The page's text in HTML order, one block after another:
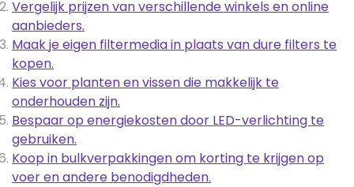
Vergelijk prijzen van verschillende winkels en online
aanbieders.
Maak je eigen filtermedia in plaats van dure filters te
kopen.
Kies voor planten en vissen die makkelijk te
onderhouden zijn.
Bespaar op energiekosten door LED-verlichting te
gebruiken.
Koop in bulkverpakkingen om korting te krijgen op
voer en andere benodigdheden.